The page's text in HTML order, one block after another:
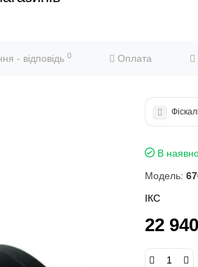
- відповідь 0 Оплата
В
Модель:
ІКС
22